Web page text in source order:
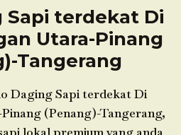
Sapi terdekat Di
Utara-Pinang
Tangerang
Daging Sapi terdekat Di
(Penang)-Tangerang,